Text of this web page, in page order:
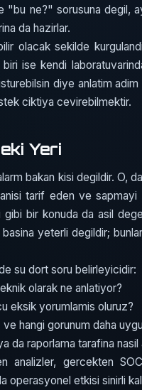
ne?" sorusuna degil,
da hazirlar.
olacak sekilde
ise kendi
diye anlatim
ciktiya cevirebilmektir.
Yeri
bakan kisi degildir. O,
tarif eden ve sapmayi
bir konuda da asil
yeterli degildir;
su dort soru belirleyicidir:
olarak ne anlatiyor?
eksik yorumlamis oluruz?
hangi gorunum daha
da raporlama tarafina nasil
analizler, gercekten
operasyonel etkisi sinirli